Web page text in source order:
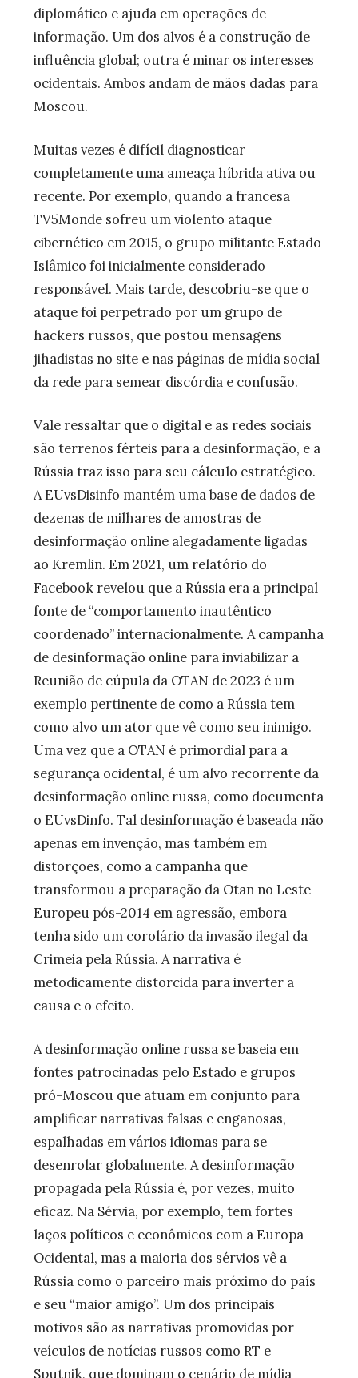
diplomático e ajuda em operações de
informação. Um dos alvos é a construção de
influência global; outra é minar os interesses
ocidentais. Ambos andam de mãos dadas para
Moscou.
Muitas vezes é difícil diagnosticar
completamente uma ameaça híbrida ativa ou
recente. Por exemplo, quando a francesa
TV5Monde sofreu um violento ataque
cibernético em 2015, o grupo militante Estado
Islâmico foi inicialmente considerado
responsável. Mais tarde, descobriu-se que o
ataque foi perpetrado por um grupo de
hackers russos, que postou mensagens
jihadistas no site e nas páginas de mídia social
da rede para semear discórdia e confusão.
Vale ressaltar que o digital e as redes sociais
são terrenos férteis para a desinformação, e a
Rússia traz isso para seu cálculo estratégico.
A EUvsDisinfo mantém uma base de dados de
dezenas de milhares de amostras de
desinformação online alegadamente ligadas
ao Kremlin. Em 2021, um relatório do
Facebook revelou que a Rússia era a principal
fonte de “comportamento inautêntico
coordenado” internacionalmente. A campanha
de desinformação online para inviabilizar a
Reunião de cúpula da OTAN de 2023 é um
exemplo pertinente de como a Rússia tem
como alvo um ator que vê como seu inimigo.
Uma vez que a OTAN é primordial para a
segurança ocidental, é um alvo recorrente da
desinformação online russa, como documenta
o EUvsDinfo. Tal desinformação é baseada não
apenas em invenção, mas também em
distorções, como a campanha que
transformou a preparação da Otan no Leste
Europeu pós-2014 em agressão, embora
tenha sido um corolário da invasão ilegal da
Crimeia pela Rússia. A narrativa é
metodicamente distorcida para inverter a
causa e o efeito.
A desinformação online russa se baseia em
fontes patrocinadas pelo Estado e grupos
pró-Moscou que atuam em conjunto para
amplificar narrativas falsas e enganosas,
espalhadas em vários idiomas para se
desenrolar globalmente. A desinformação
propagada pela Rússia é, por vezes, muito
eficaz. Na Sérvia, por exemplo, tem fortes
laços políticos e econômicos com a Europa
Ocidental, mas a maioria dos sérvios vê a
Rússia como o parceiro mais próximo do país
e seu “maior amigo”. Um dos principais
motivos são as narrativas promovidas por
veículos de notícias russos como RT e
Sputnik, que dominam o cenário de mídia